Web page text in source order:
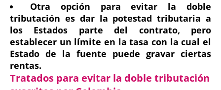
Otra opción para evitar la doble
tributación es dar la potestad tributaria a
los Estados parte del contrato, pero
establecer un límite en la tasa con la cual el
Estado de la fuente puede gravar ciertas
rentas.
Tratados para evitar la doble tributación